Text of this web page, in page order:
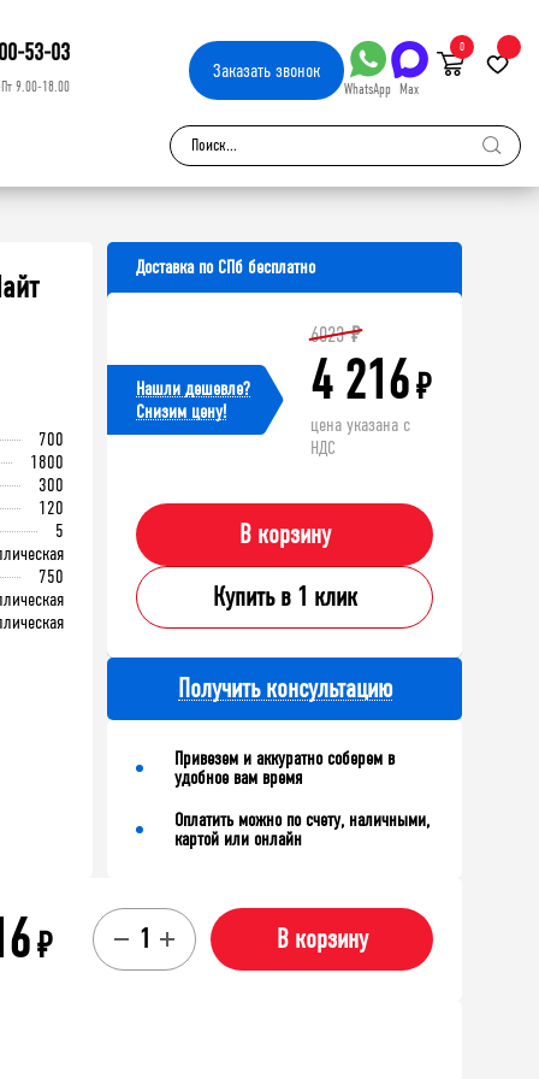
53-03
9.00-18.00
Заказатьзвонок
WhatsApp Max
0
700
1800
300
120
5
750
Доставка по СПб бесплатно
Нашли дешевле?
Cнизим цену!
6023 ₽
4 216₽
цена указана с
НДС
В корзину
Купить в 1 клик
Получить консультацию
Привезем и аккуратно соберем в
удобное вам время
Оплатить можно по счету, наличными,
картой или онлайн
₽ В корзину